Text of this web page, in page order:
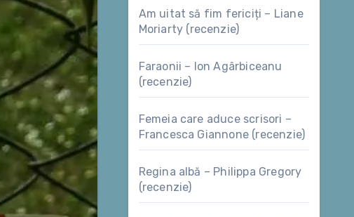
Am uitat să fim fericiți – Liane
Moriarty (recenzie)
Faraonii – Ion Agârbiceanu
(recenzie)
Femeia care aduce scrisori –
Francesca Giannone (recenzie)
Regina albă – Philippa Gregory
(recenzie)